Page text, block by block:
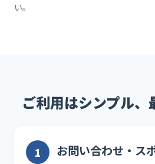
い。
ご利用はシンプル
お問い合わせ・ス